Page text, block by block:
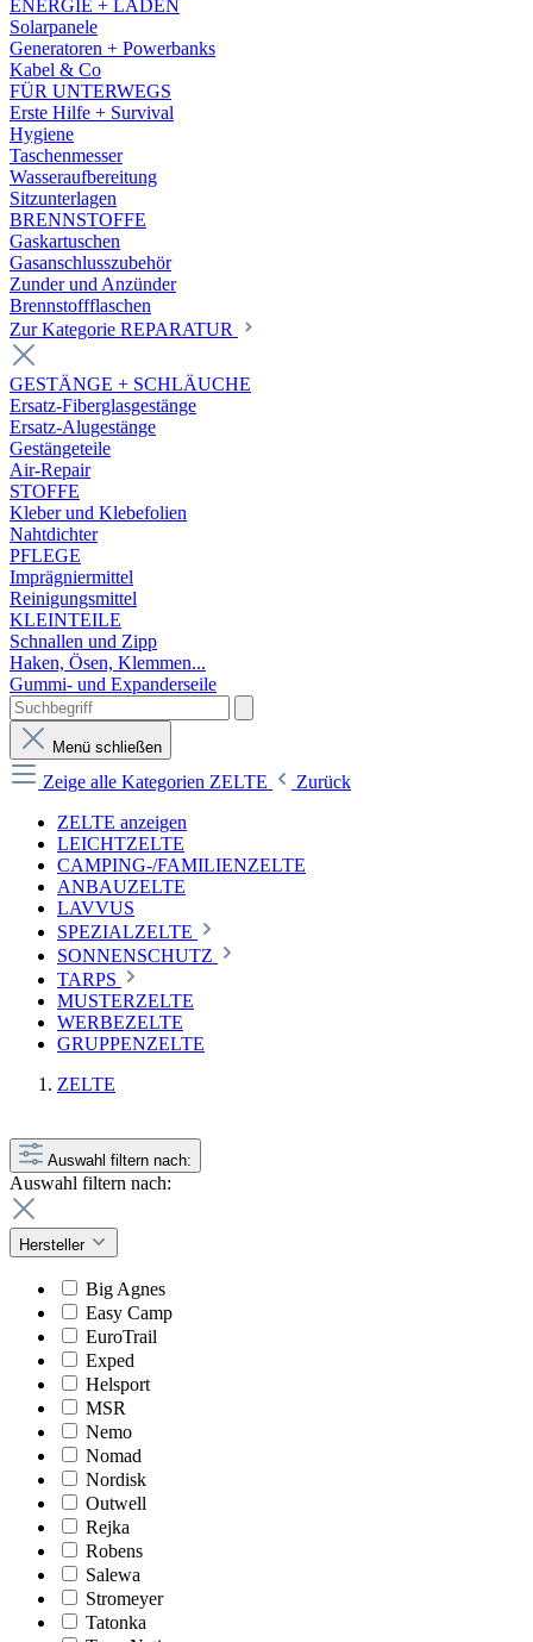
ENERGIE + LADEN
Solarpanele
Generatoren + Powerbanks
Kabel & Co
FÜR UNTERWEGS
Erste Hilfe + Survival
Hygiene
Taschenmesser
Wasseraufbereitung
Sitzunterlagen
BRENNSTOFFE
Gaskartuschen
Gasanschlusszubehör
Zunder und Anzünder
Brennstoffflaschen
Zur Kategorie REPARATUR
GESTÄNGE + SCHLÄUCHE
Ersatz-Fiberglasgestänge
Ersatz-Alugestänge
Gestängeteile
Air-Repair
STOFFE
Kleber und Klebefolien
Nahtdichter
PFLEGE
Imprägniermittel
Reinigungsmittel
KLEINTEILE
Schnallen und Zipp
Haken, Ösen, Klemmen...
Gummi- und Expanderseile
Menü schließen
Zeige alle Kategorien ZELTE
Zurück
ZELTE anzeigen
LEICHTZELTE
CAMPING-/FAMILIENZELTE
ANBAUZELTE
LAVVUS
SPEZIALZELTE
SONNENSCHUTZ
TARPS
MUSTERZELTE
WERBEZELTE
GRUPPENZELTE
ZELTE
Auswahl filtern nach:
Auswahl filtern nach:
Hersteller
Big Agnes
Easy Camp
EuroTrail
Exped
Helsport
MSR
Nemo
Nomad
Nordisk
Outwell
Rejka
Robens
Salewa
Stromeyer
Tatonka